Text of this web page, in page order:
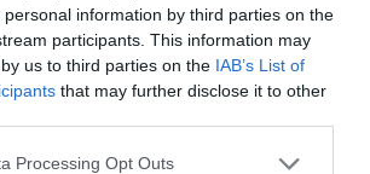
information by third parties on the
participants. This information may
us to third parties on the IAB’s List of
that may further disclose it to other
website/app uses one or more Google
Processing Opt Outs